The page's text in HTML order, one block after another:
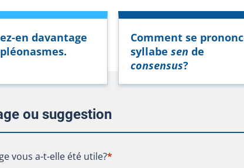
en davantage
Comment se
syllabe sen de
consensus?
ou suggestion
vous a-t-elle été utile?
vous a-t-elle été utile?*